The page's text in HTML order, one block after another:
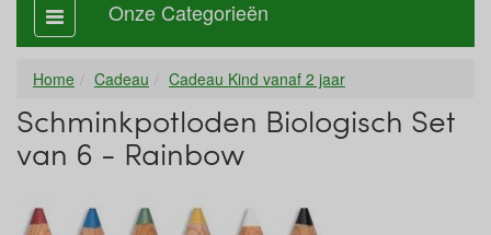
categorie
aan,
Onze Categorieën
Home Cadeau Cadeau Kind vanaf 2 jaar
Schminkpotloden Biologisch Set
van 6 - Rainbow